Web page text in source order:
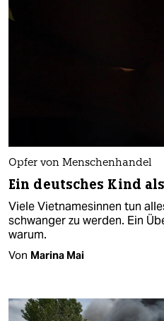
Opfer von Menschenhandel
Ein deutsches Kind
Viele Vietnamesinnen tun
schwanger zu werden. Ein
warum.
Von Marina Mai